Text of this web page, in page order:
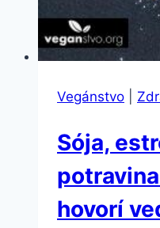
Vegánstvo
Sója,
hovorí